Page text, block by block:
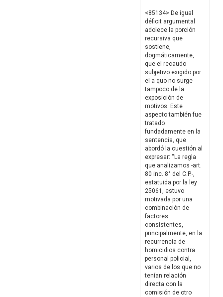
<85134> De igual
déficit argumental
adolece la porción
recursiva que
sostiene,
dogmáticamente,
que el recaudo
subjetivo exigido por
el a quo no surge
tampoco de la
exposición de
motivos. Este
aspecto también fue
tratado
fundadamente en la
sentencia, que
abordó la cuestión al
expresar: “La regla
que analizamos -art.
80 inc. 8° del C.P.-,
estatuida por la ley
25061, estuvo
motivada por una
combinación de
factores
consistentes,
principalmente, en la
recurrencia de
homicidios contra
personal policial,
varios de los que no
tenían relación
directa con la
comisión de otro